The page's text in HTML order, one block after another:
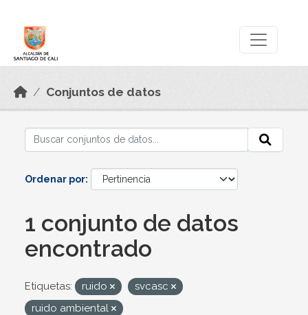
Conjuntos de datos
Ordenar por
1 conjunto de datos
encontrado
Etiquetas: ruido
svcasc
ruido ambiental